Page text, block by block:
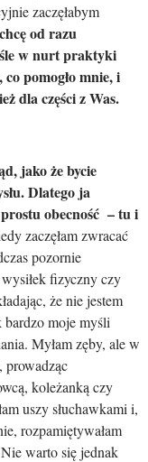
zaczęłabym
od razu
w nurt praktyki
pomogło mnie, i
dla części z Was.
jako że bycie
Dlatego ja
obecność – tu i
zaczęłam zwracać
pozornie
fizyczny czy
że nie jestem
bardzo moje myśli
Myłam zęby, ale w
prowadząc
koleżanką czy
uszy słuchawkami i,
rozpamiętywałam
warto się jednak